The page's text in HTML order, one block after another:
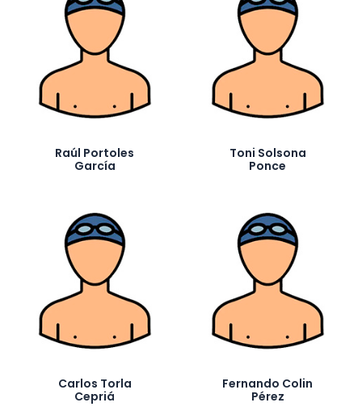
Raúl Portoles
García
Toni Solsona
Ponce
Carlos Torla
Cepriá
Fernando Colin
Pérez